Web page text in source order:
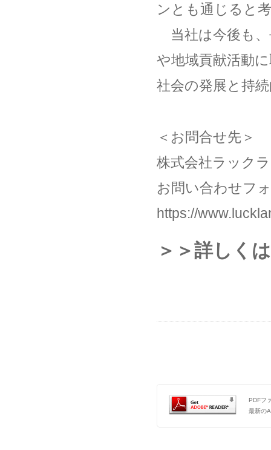
ンとも通じると
当社は今後も、
や地域貢献活動
社会の発展と持
＜お問合せ先＞
株式会社ラック
お問い合わせフ
https://
＞＞詳しく
PDFフ
最新の